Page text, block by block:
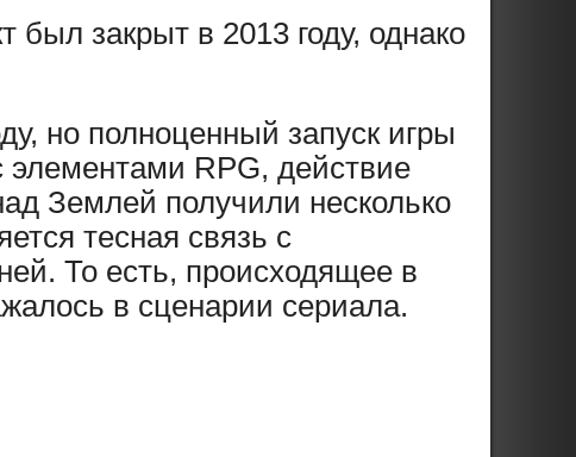
закрыт в 2013 году, однако
но полноценный запуск игры
элементами RPG, действие
Землей получили несколько
тесная связь с
То есть, происходящее в
в сценарии сериала.